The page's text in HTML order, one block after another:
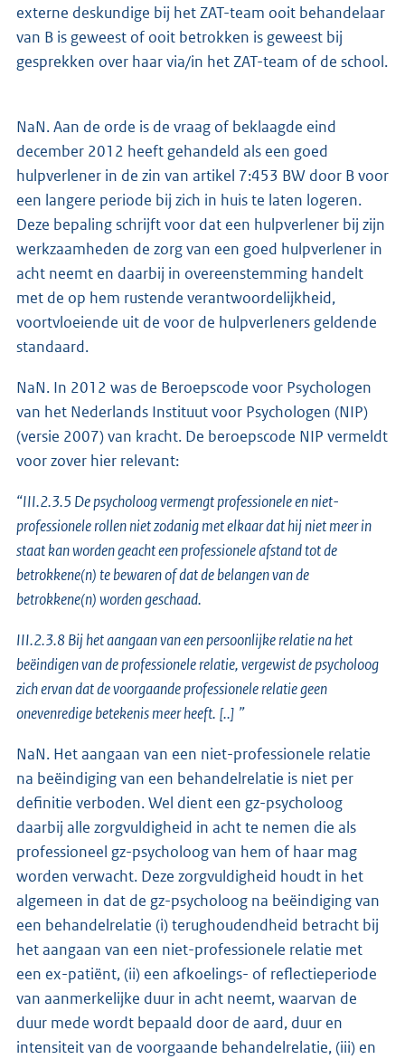
externe deskundige bij het ZAT-team ooit behandelaar
van B is geweest of ooit betrokken is geweest bij
gesprekken over haar via/in het ZAT-team of de school.
NaN. Aan de orde is de vraag of beklaagde eind
december 2012 heeft gehandeld als een goed
hulpverlener in de zin van artikel 7:453 BW door B voor
een langere periode bij zich in huis te laten logeren.
Deze bepaling schrijft voor dat een hulpverlener bij zijn
werkzaamheden de zorg van een goed hulpverlener in
acht neemt en daarbij in overeenstemming handelt
met de op hem rustende verantwoordelijkheid,
voortvloeiende uit de voor de hulpverleners geldende
standaard.
NaN. In 2012 was de Beroepscode voor Psychologen
van het Nederlands Instituut voor Psychologen (NIP)
(versie 2007) van kracht. De beroepscode NIP vermeldt
voor zover hier relevant:
“III.2.3.5 De psycholoog vermengt professionele en niet-
professionele rollen niet zodanig met elkaar dat hij niet meer in
staat kan worden geacht een professionele afstand tot de
betrokkene(n) te bewaren of dat de belangen van de
betrokkene(n) worden geschaad.
III.2.3.8 Bij het aangaan van een persoonlijke relatie na het
beëindigen van de professionele relatie, vergewist de psycholoog
zich ervan dat de voorgaande professionele relatie geen
onevenredige betekenis meer heeft. [..] ”
NaN. Het aangaan van een niet-professionele relatie
na beëindiging van een behandelrelatie is niet per
definitie verboden. Wel dient een gz-psycholoog
daarbij alle zorgvuldigheid in acht te nemen die als
professioneel gz-psycholoog van hem of haar mag
worden verwacht. Deze zorgvuldigheid houdt in het
algemeen in dat de gz-psycholoog na beëindiging van
een behandelrelatie (i) terughoudendheid betracht bij
het aangaan van een niet-professionele relatie met
een ex-patiënt, (ii) een afkoelings- of reflectieperiode
van aanmerkelijke duur in acht neemt, waarvan de
duur mede wordt bepaald door de aard, duur en
intensiteit van de voorgaande behandelrelatie, (iii) en